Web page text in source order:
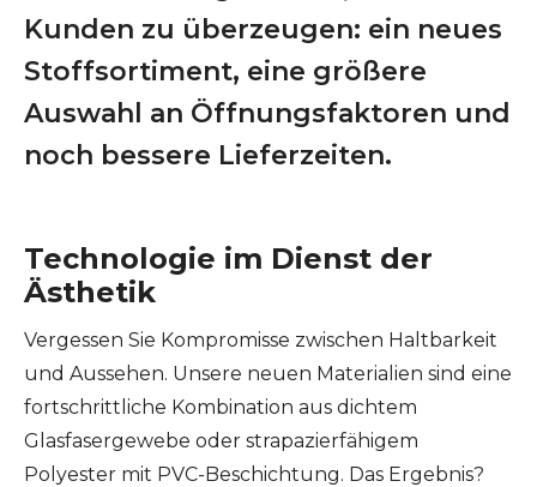
Kunden zu überzeugen: ein neues
Stoffsortiment, eine größere
Auswahl an Öffnungsfaktoren und
noch bessere Lieferzeiten.
Technologie im Dienst der
Ästhetik
Vergessen Sie Kompromisse zwischen Haltbarkeit
und Aussehen. Unsere neuen Materialien sind eine
fortschrittliche Kombination aus dichtem
Glasfasergewebe oder strapazierfähigem
Polyester mit PVC-Beschichtung. Das Ergebnis?